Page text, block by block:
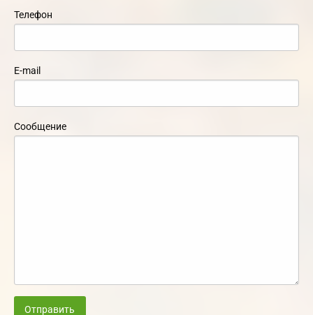
Телефон
E-mail
Сообщение
Отправить